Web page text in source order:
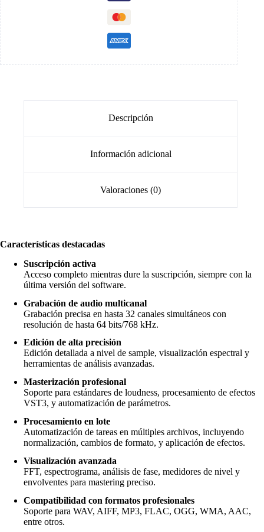
Descripción
Información adicional
Valoraciones (0)
Características destacadas
Suscripción activa
Acceso completo mientras dure la suscripción, siempre con la
última versión del software.
Grabación de audio multicanal
Grabación precisa en hasta 32 canales simultáneos con
resolución de hasta 64 bits/768 kHz.
Edición de alta precisión
Edición detallada a nivel de sample, visualización espectral y
herramientas de análisis avanzadas.
Masterización profesional
Soporte para estándares de loudness, procesamiento de efectos
VST3, y automatización de parámetros.
Procesamiento en lote
Automatización de tareas en múltiples archivos, incluyendo
normalización, cambios de formato, y aplicación de efectos.
Visualización avanzada
FFT, espectrograma, análisis de fase, medidores de nivel y
envolventes para mastering preciso.
Compatibilidad con formatos profesionales
Soporte para WAV, AIFF, MP3, FLAC, OGG, WMA, AAC,
entre otros.